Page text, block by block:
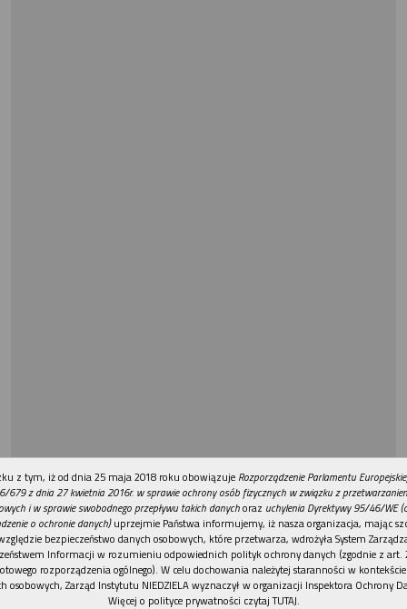
REKLAMA
z tym, iż od dnia 25 maja 2018 roku obowiązuje Rozporządzenie Parlamentu
679 z dnia 27 kwietnia 2016r. w sprawie ochrony osób fizycznych w związku z
i w sprawie swobodnego przepływu takich danychoraz uchylenia Dyrektywy 95/46/WE
o ochronie danych)uprzejmie Państwa informujemy, iż nasza organizacja, mając
bezpieczeństwo danych osobowych, które przetwarza, wdrożyła System
Informacji w rozumieniu odpowiednich polityk ochrony danych (zgodnie z art.
rozporządzenia ogólnego). W celu dochowania należytej staranności w
osobowych, Zarząd Instytutu NIEDZIELA wyznaczył w organizacji Inspektora Ochrony
Więcej o polityce prywatności czytaj TUTAJ.